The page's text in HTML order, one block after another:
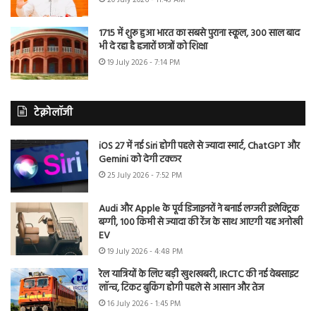
1715 में शुरू हुआ भारत का सबसे पुराना स्कूल, 300 साल बाद
भी दे रहा है हजारों छात्रों को शिक्षा
19 July 2026 - 7:14 PM
टेक्नोलॉजी
iOS 27 में नई Siri होगी पहले से ज्यादा स्मार्ट, ChatGPT और
Gemini को देगी टक्कर
25 July 2026 - 7:52 PM
Audi और Apple के पूर्व डिजाइनरों ने बनाई लग्जरी इलेक्ट्रिक
बग्गी, 100 किमी से ज्यादा की रेंज के साथ आएगी यह अनोखी
EV
19 July 2026 - 4:48 PM
रेल यात्रियों के लिए बड़ी खुशखबरी, IRCTC की नई वेबसाइट
लॉन्च, टिकट बुकिंग होगी पहले से आसान और तेज
16 July 2026 - 1:45 PM